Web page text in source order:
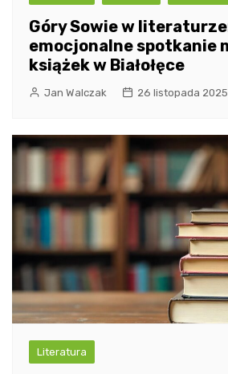
Góry Sowie w
emocjonalne spotkanie
książek w Białołęce
Jan Walczak 26 listopada 2025
Literatura